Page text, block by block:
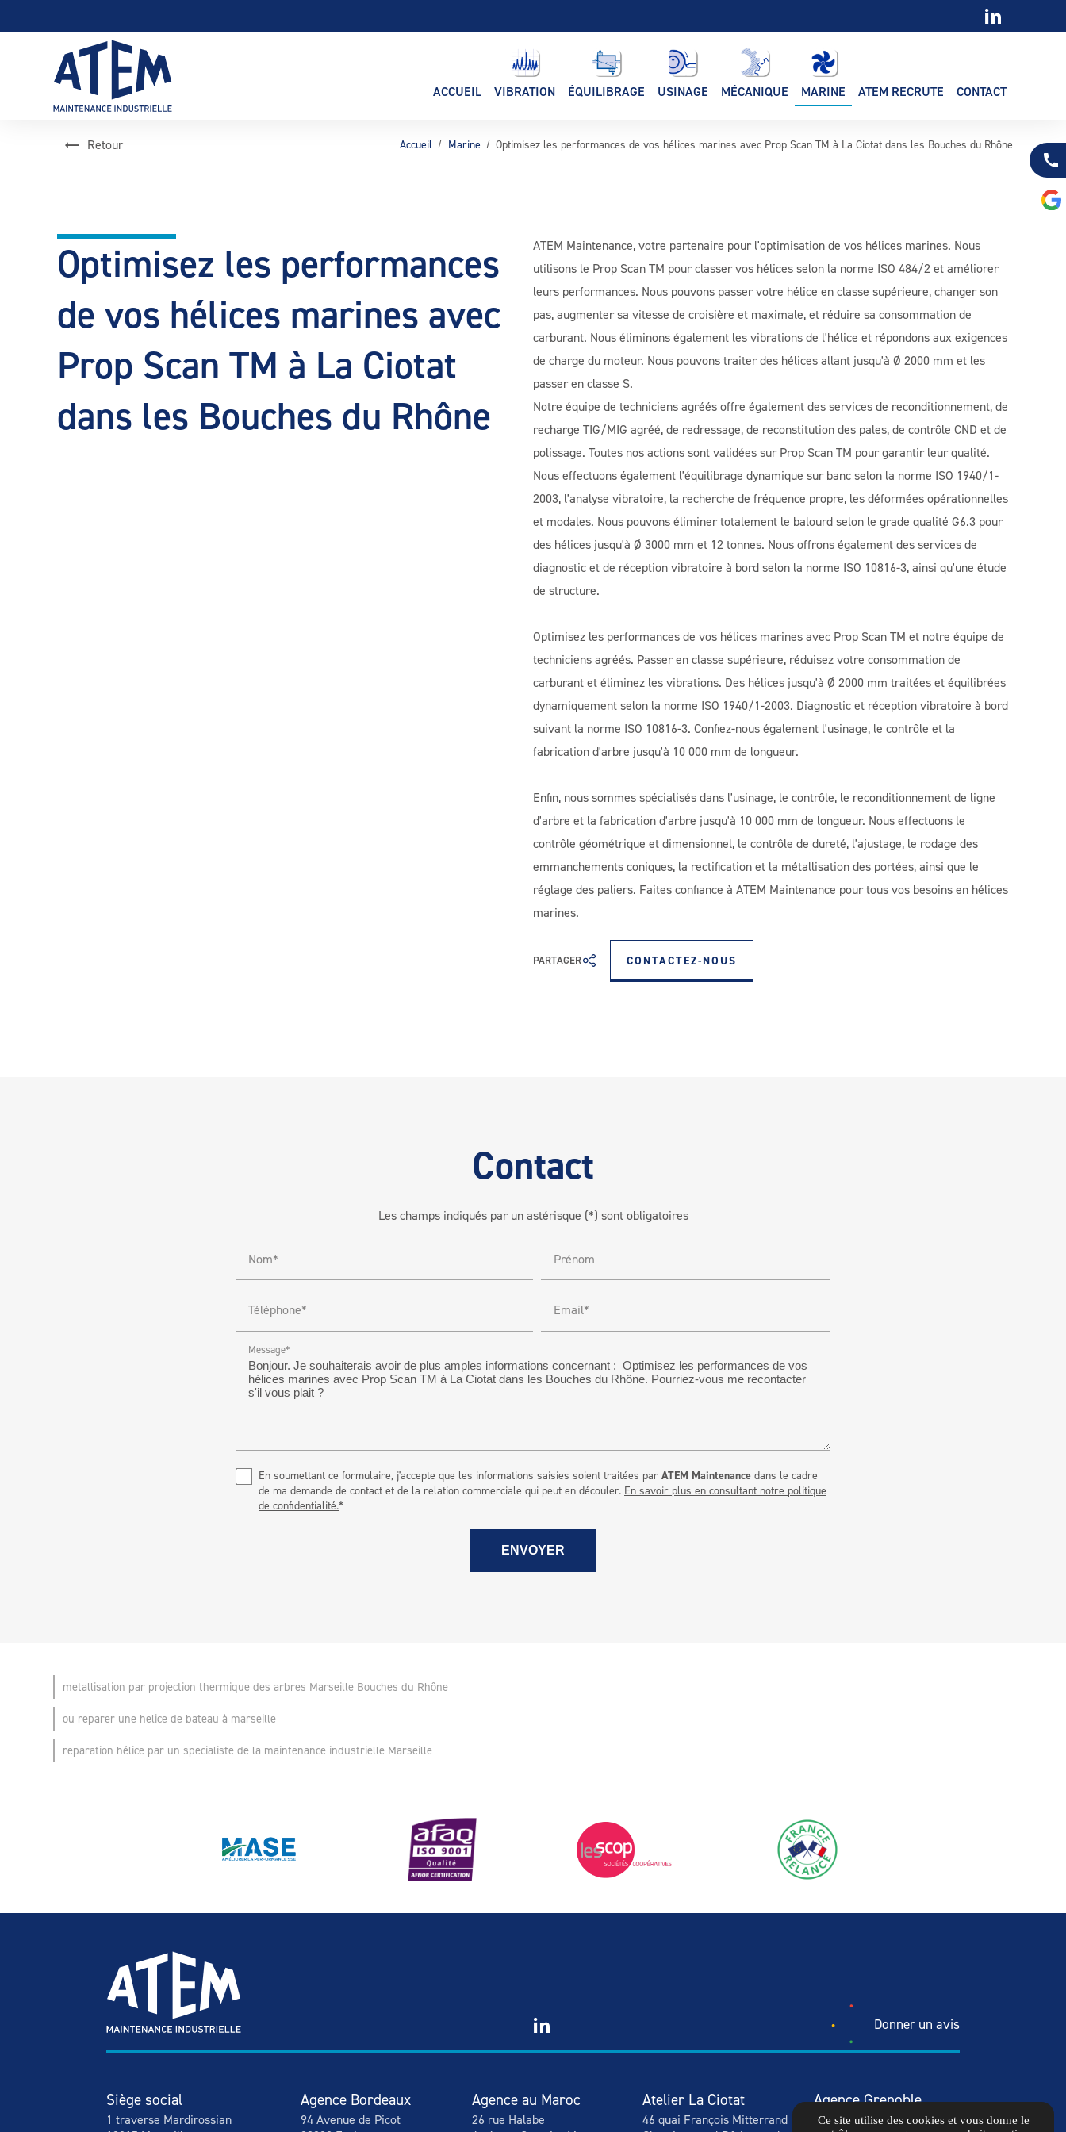
ACCUEIL VIBRATION ÉQUILIBRAGE USINAGE MÉCANIQUE MARINE ATEM RECRUTE CONTACT
Accueil Marine Optimisez les performances de vos hélices marines avec Prop Scan TM à La Ciotat dans les Bouches du Rhône
Retour
Optimisez les performances
de vos hélices marines avec
Prop Scan TM à La Ciotat
dans les Bouches du Rhône
ATEM Maintenance, votre partenaire pour l'optimisation de vos hélices marines. Nous
utilisons le Prop Scan TM pour classer vos hélices selon la norme ISO 484/2 et améliorer
leurs performances. Nous pouvons passer votre hélice en classe supérieure, changer son
pas, augmenter sa vitesse de croisière et maximale, et réduire sa consommation de
carburant. Nous éliminons également les vibrations de l'hélice et répondons aux exigences
de charge du moteur. Nous pouvons traiter des hélices allant jusqu'à Ø 2000 mm et les
passer en classe S.
Notre équipe de techniciens agréés offre également des services de reconditionnement, de
recharge TIG/MIG agréé, de redressage, de reconstitution des pales, de contrôle CND et de
polissage. Toutes nos actions sont validées sur Prop Scan TM pour garantir leur qualité.
Nous effectuons également l'équilibrage dynamique sur banc selon la norme ISO 1940/1-
2003, l'analyse vibratoire, la recherche de fréquence propre, les déformées opérationnelles
et modales. Nous pouvons éliminer totalement le balourd selon le grade qualité G6.3 pour
des hélices jusqu'à Ø 3000 mm et 12 tonnes. Nous offrons également des services de
diagnostic et de réception vibratoire à bord selon la norme ISO 10816-3, ainsi qu'une étude
de structure.
Optimisez les performances de vos hélices marines avec Prop Scan TM et notre équipe de
techniciens agréés. Passer en classe supérieure, réduisez votre consommation de
carburant et éliminez les vibrations. Des hélices jusqu'à Ø 2000 mm traitées et équilibrées
dynamiquement selon la norme ISO 1940/1-2003. Diagnostic et réception vibratoire à bord
suivant la norme ISO 10816-3. Confiez-nous également l'usinage, le contrôle et la
fabrication d'arbre jusqu'à 10 000 mm de longueur.
Enfin, nous sommes spécialisés dans l'usinage, le contrôle, le reconditionnement de ligne
d'arbre et la fabrication d'arbre jusqu'à 10 000 mm de longueur. Nous effectuons le
contrôle géométrique et dimensionnel, le contrôle de dureté, l'ajustage, le rodage des
emmanchements coniques, la rectification et la métallisation des portées, ainsi que le
réglage des paliers. Faites confiance à ATEM Maintenance pour tous vos besoins en hélices
marines.
PARTAGER CONTACTEZ-NOUS
Contact
Les champs indiqués par un astérisque (*) sont obligatoires
Nom* Prénom
Téléphone* Email*
Message*
En soumettant ce formulaire, j'accepte que les informations saisies soient traitées par ATEM Maintenance dans le cadre
de ma demande de contact et de la relation commerciale qui peut en découler. En savoir plus en consultant notre politique
de confidentialité.*
metallisation par projection thermique des arbres Marseille Bouches du Rhône
ou reparer une helice de bateau à marseille
reparation hélice par un specialiste de la maintenance industrielle Marseille
call
Donner un avis
Siège social
1 traverse Mardirossian
Agence Bordeaux
94 Avenue de Picot
Agence au Maroc
26 rue Halabe
Atelier La Ciotat
46 quai François Mitterrand
Agence Grenoble
103 Rue Général Mangin
Ce site utilise des cookies et vous donne le